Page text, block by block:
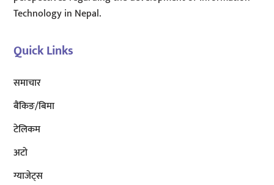
Technology in Nepal.
Quick Links
समाचार
बैंकिङ/बिमा
टेलिकम
अटाे
ग्याजेट्स